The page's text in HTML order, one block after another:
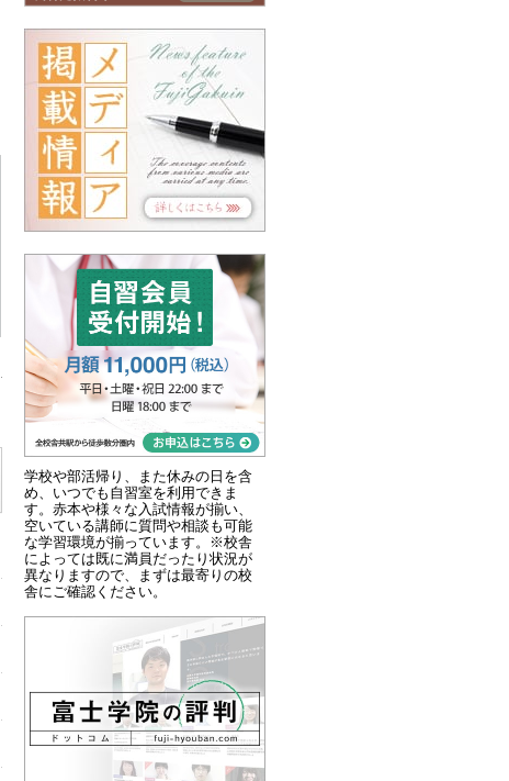
学校や部活帰り、また休みの日を含
め、いつでも自習室を利用できま
す。赤本や様々な入試情報が揃い、
空いている講師に質問や相談も可能
な学習環境が揃っています。※校舎
によっては既に満員だったり状況が
異なりますので、まずは最寄りの校
舎にご確認ください。